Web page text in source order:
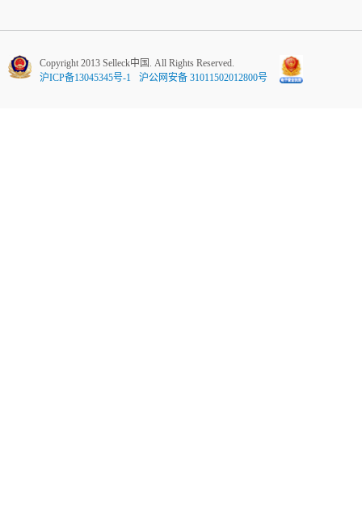
Copyright 2013 Selleck中国. All Rights Reserved.
沪ICP备13045345号-1
沪公网安备 31011502012800号